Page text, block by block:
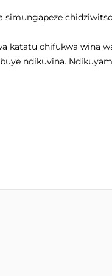
chifukwa wina
ndikuvina.